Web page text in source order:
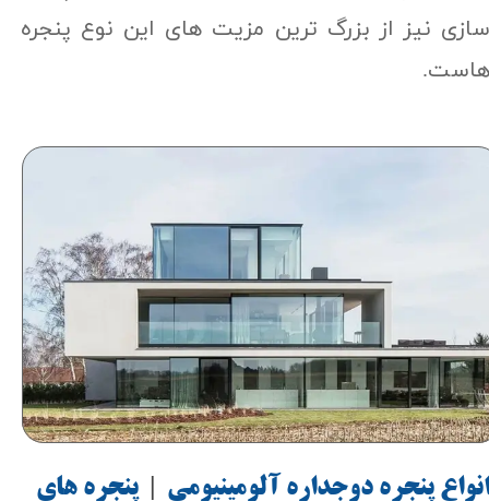
سازی نیز از بزرگ ترین مزیت های این نوع پنجره
هاست.
انواع پنجره دوجداره آلومینیومی
پنجره های